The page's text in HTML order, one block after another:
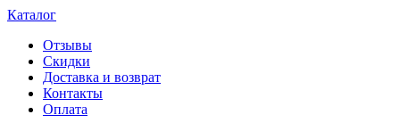
Каталог
Отзывы
Скидки
Доставка и возврат
Контакты
Оплата